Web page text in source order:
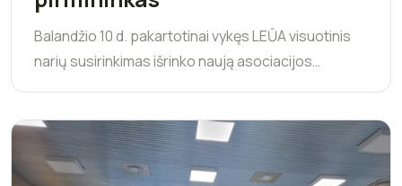
Balandžio 10 d. pakartotinai vykęs LEŪA visuotinis
narių susirinkimas išrinko naują asociacijos…